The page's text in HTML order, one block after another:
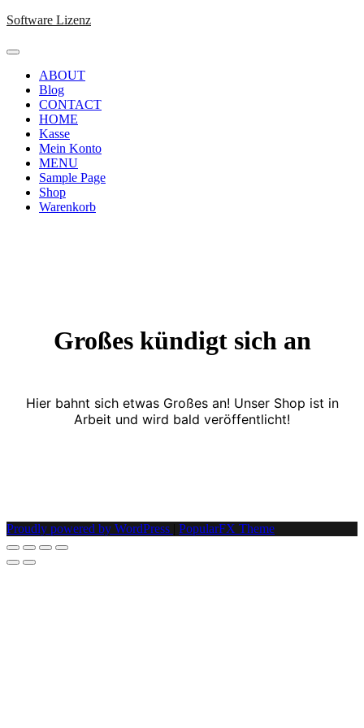
Skip
content
Software Lizenz
ABOUT
Blog
CONTACT
HOME
Kasse
Mein Konto
MENU
Sample Page
Shop
Warenkorb
Großes kündigt sich an
Hier bahnt sich etwas Großes an! Unser Shop ist in
Arbeit und wird bald veröffentlicht!
Proudly powered by WordPress PopularFX Theme